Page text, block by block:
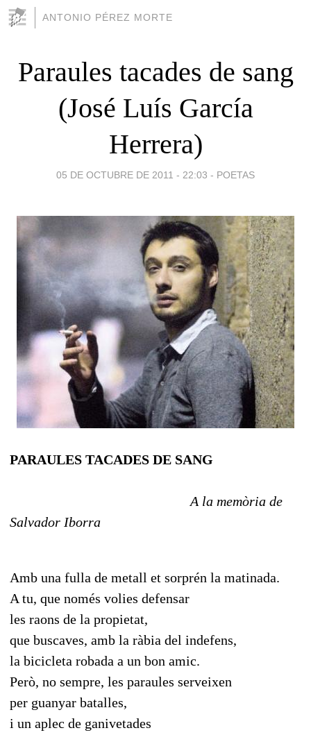
ANTONIO PÉREZ MORTE
Paraules tacades de sang
(José Luís García
Herrera)
05 DE OCTUBRE DE 2011 - 22:03 - POETAS
PARAULES TACADES DE SANG
A la memòria de
Salvador Iborra
Amb una fulla de metall et sorprén la matinada.
A tu, que només volies defensar
les raons de la propietat,
que buscaves, amb la ràbia del indefens,
la bicicleta robada a un bon amic.
Però, no sempre, les paraules serveixen
per guanyar batalles,
i un aplec de ganivetades